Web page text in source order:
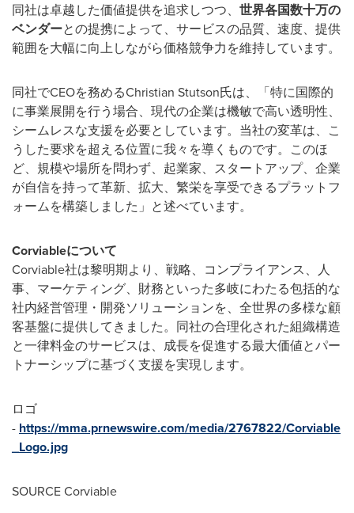
同社は卓越した価値提供を追求しつつ、 世界各国数十万の
ベンダーとの提携によって、サービスの品質、速度、提供
範囲を大幅に向上しながら価格競争力を維持しています。
同社でCEOを務めるChristian Stutson氏は、「特に国際的
に事業展開を行う場合、現代の企業は機敏で高い透明性、
シームレスな支援を必要としています。当社の変革は、こ
うした要求を超える位置に我々を導くものです。このほ
ど、規模や場所を問わず、起業家、スタートアップ、企業
が自信を持って革新、拡大、繁栄を享受できるプラットフ
ォームを構築しました」と述べています。
Corviableについて
Corviable社は黎明期より、戦略、コンプライアンス、人
事、マーケティング、財務といった多岐にわたる包括的な
社内経営管理・開発ソリューションを、全世界の多様な顧
客基盤に提供してきました。同社の合理化された組織構造
と一律料金のサービスは、成長を促進する最大価値とパー
トナーシップに基づく支援を実現します。
ロゴ
- https://mma.prnewswire.com/media/2767822/Corviable
_Logo.jpg
SOURCE Corviable